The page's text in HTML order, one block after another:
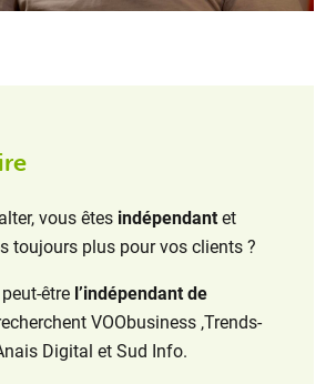
Mobile
vous êtes indépendantet
toujours plus pour vos clients ?
être l’indépendant de
VOObusiness ,Trends-
Digital et Sud Info.